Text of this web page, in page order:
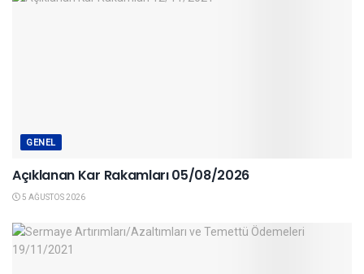
GENEL
Açıklanan Kar Rakamları 05/08/2026
5 AĞUSTOS 2026